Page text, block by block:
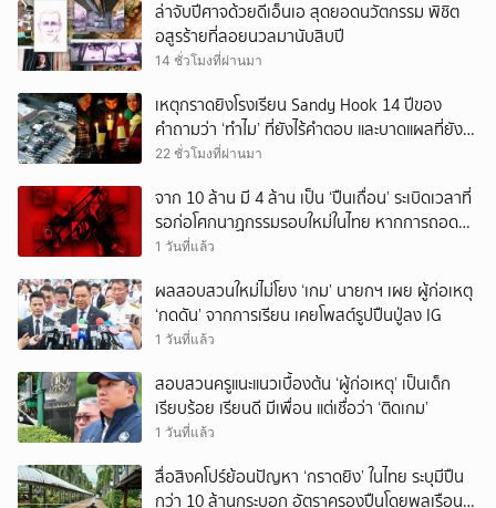
ล่าจับปีศาจด้วยดีเอ็นเอ สุดยอดนวัตกรรม พิชิต
อสูรร้ายที่ลอยนวลมานับสิบปี
14 ชั่วโมงที่ผ่านมา
เหตุกราดยิงโรงเรียน Sandy Hook 14 ปีของ
คำถามว่า ‘ทำไม’ ที่ยังไร้คำตอบ และบาดแผลที่ยัง
ทวงความรับผิดชอบไม่จบ
22 ชั่วโมงที่ผ่านมา
จาก 10 ล้าน มี 4 ล้าน เป็น ‘ปืนเถื่อน’ ระเบิดเวลาที่
รอก่อโศกนาฏกรรมรอบใหม่ในไทย หากการถอดบท
เรียนของรัฐเป็นเพียง ‘ลมปาก’
1 วันที่แล้ว
ผลสอบสวนใหม่ไม่โยง ‘เกม’ นายกฯ เผย ผู้ก่อเหตุ
‘กดดัน’ จากการเรียน เคยโพสต์รูปปืนปู่ลง IG
1 วันที่แล้ว
สอบสวนครูแนะแนวเบื้องต้น ‘ผู้ก่อเหตุ’ เป็นเด็ก
เรียบร้อย เรียนดี มีเพื่อน แต่เชื่อว่า ‘ติดเกม’
1 วันที่แล้ว
สื่อสิงคโปร์ย้อนปัญหา ‘กราดยิง’ ในไทย ระบุมีปืน
กว่า 10 ล้านกระบอก อัตราครองปืนโดยพลเรือน